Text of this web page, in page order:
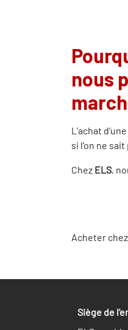
nous
L’achat
si l’on ne
Chez ELS,
Acheter chez
Siège de